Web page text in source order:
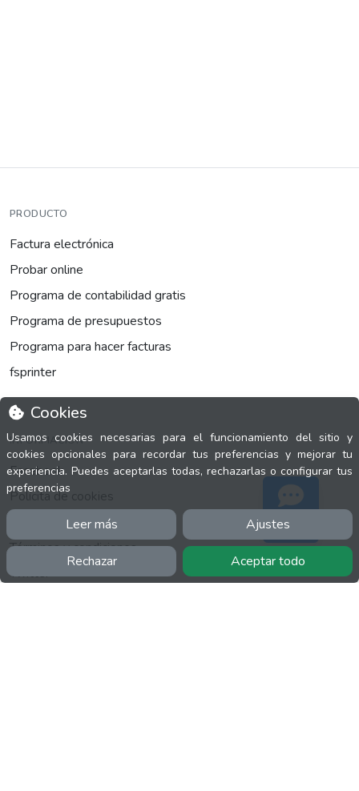
Cookies
Usamos cookies necesarias para el funcionamiento del sitio y
cookies opcionales para recordar tus preferencias y mejorar tu
experiencia. Puedes aceptarlas todas, rechazarlas o configurar tus
preferencias
Leer más Ajustes
Rechazar Aceptar todo
PRODUCTO
Factura electrónica
Probar online
Programa de contabilidad gratis
Programa de presupuestos
Programa para hacer facturas
fsprinter
INFORMACIÓN
Facebook
Polícita de cookies
Política de privacidad
Términos y condiciones
Twitter
Soporte